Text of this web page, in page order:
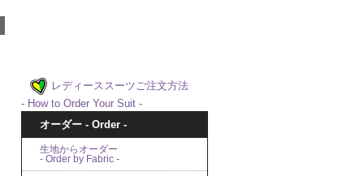
レディーススーツご注文方法
- How to Order Your Suit -
オーダー - Order -
生地からオーダー
- Order by Fabric -